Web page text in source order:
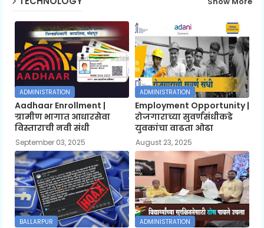
ADMINISTRATION
Aadhaar Enrollment |
ग्रामीण भागात आधारसेवा
विस्ताराची नवी संधी
September 03, 2025
ADMINISTRATION
Employment Opportunity |
रोजगाराच्या सुवर्णसंधीकडे
युवकांचा वाढता ओढा
August 23, 2025
BALLARPUR ADMINISTRATION